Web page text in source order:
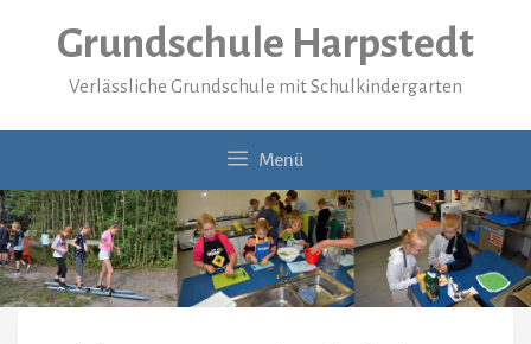
springen
Grundschule Harpstedt
Verlässliche Grundschule mit Schulkindergarten
Menü